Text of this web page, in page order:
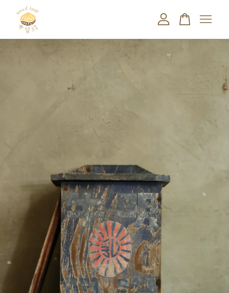
您的購物車目前還是空的。